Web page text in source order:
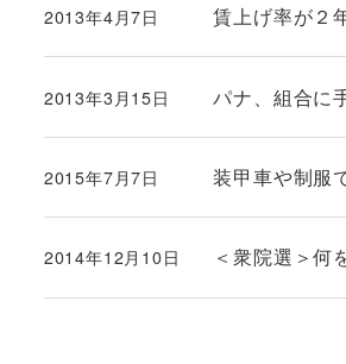
賃上げ率が２
投稿日
2013年4月7日
パナ、組合に
投稿日
2013年3月15日
装甲車や制服
投稿日
2015年7月7日
＜衆院選＞何
投稿日
2014年12月10日